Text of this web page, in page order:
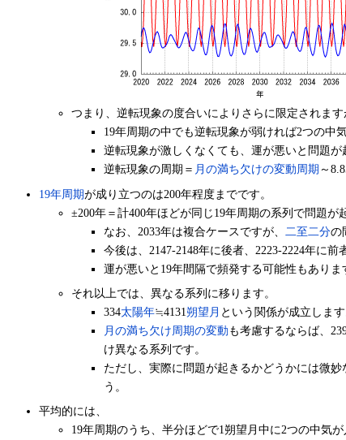
つまり、逆転現象の度合いによりさらに限定されま
19年周期の中でも逆転現象が弱ければ2つの中
逆転現象が激しくなくても、運が悪いと問題が
逆転現象の周期＝ 月の満ち欠けの変動周期 ～
19年周期が成り立つのは200年程度までです。
±200年＝計400年ほどが同じ19年周期の系列で問題が
なお、2033年は複合ケースですが、
二至二分の
今後は、2147-2148年に後者、2223-2224年に
運が悪いと19年間隔で頻発する可能性もあり
それ以上では、異なる系列に移ります。
334太陽年≒4131朔望月 という関係が成立しま
月の満ち欠け周期の変動も考慮するならば、
け異なる系列です。
ただし、実際に問題が起きるかどうかには微
う。
平均的には、
19年周期のうち、半分ほどで1朔望月中に2つの中気が